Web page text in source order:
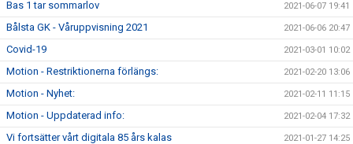
Bas 1 tar sommarlov 2021-06-07 19:41
Bålsta GK - Våruppvisning 2021 2021-06-06 20:47
Covid-19 2021-03-01 10:02
Motion - Restriktionerna förlängs: 2021-02-20 13:06
Motion - Nyhet: 2021-02-11 11:15
Motion - Uppdaterad info: 2021-02-04 17:32
Vi fortsätter vårt digitala 85 års kalas 2021-01-27 14:25